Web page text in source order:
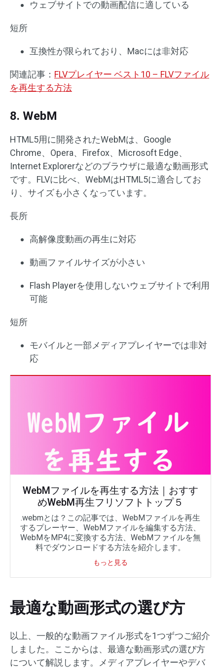
ウェブサイトでの動画配信に適している
短所
互換性が限られており、Macには非対応
関連記事： FLVプレイヤー ベスト10 – FLVファイル
を再生する方法
8. WebM
HTML5用に開発されたWebMは、Google
Chrome、Opera、Firefox、Microsoft Edge、
Internet Explorerなどのブラウザに最適な動画形式
です。FLVに比べ、WebMはHTML5に適合してお
り、サイズも小さくなっています。
長所
高解像度動画の再生に対応
動画ファイルサイズが小さい
Flash Playerを使用しないウェブサイトで利用
可能
短所
モバイルと一部メディアプレイヤーでは非対
応
WebMファイルを再生する方法｜おすす
めWebM再生フリソフトトップ５
.webmとは？この記事では、WebMファイルを再生
するプレーヤー、WebMファイルを編集する方法、
WebMをMP4に変換する方法、WebMファイルを無
料でダウンロードする方法を紹介します。
もっと見る
最適な動画形式の選び方
以上、一般的な動画ファイル形式を1つずつご紹介
しました。ここからは、最適な動画形式の選び方
について解説します。メディアプレイヤーやデバ